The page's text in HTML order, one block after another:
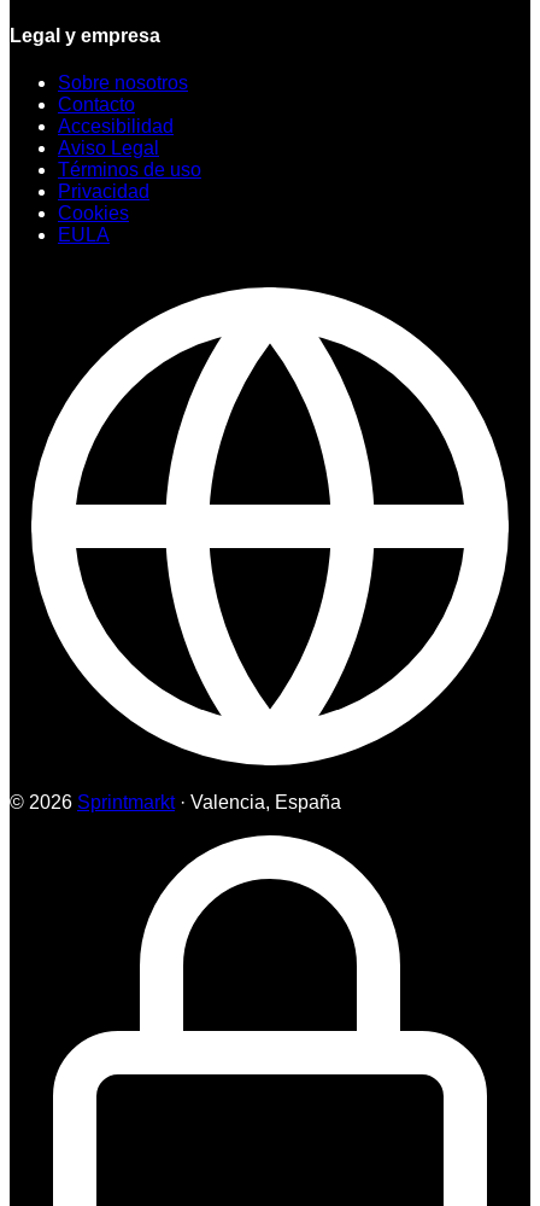
Legal y empresa
Sobre nosotros
Contacto
Accesibilidad
Aviso Legal
Términos de uso
Privacidad
Cookies
EULA
© 2026 Sprintmarkt· Valencia, España